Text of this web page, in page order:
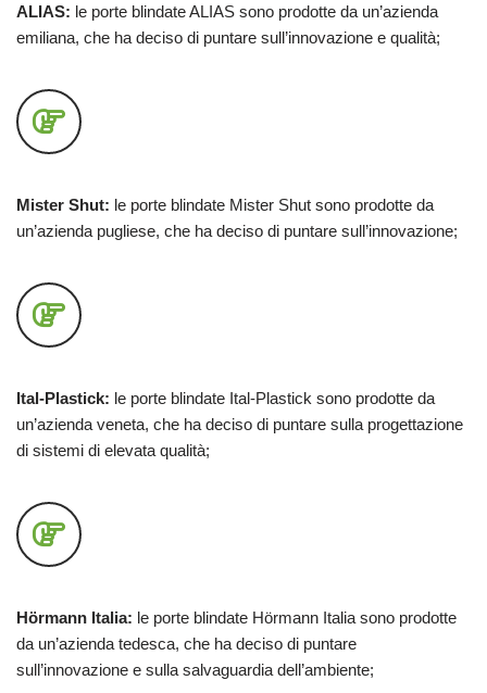
ALIAS: le porte blindate ALIAS sono prodotte da un’azienda
emiliana, che ha deciso di puntare sull’innovazione e qualità;
Mister Shut: le porte blindate Mister Shut sono prodotte da
un’azienda pugliese, che ha deciso di puntare sull’innovazione;
Ital-Plastick: le porte blindate Ital-Plastick sono prodotte da
un’azienda veneta, che ha deciso di puntare sulla progettazione
di sistemi di elevata qualità;
Hörmann Italia: le porte blindate Hörmann Italia sono prodotte
da un’azienda tedesca, che ha deciso di puntare
sull’innovazione e sulla salvaguardia dell’ambiente;